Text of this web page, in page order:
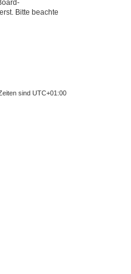
Bitte beachte
sind UTC+01:00